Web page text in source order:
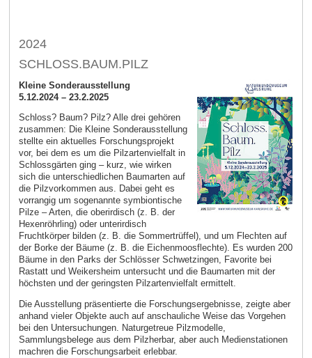
2024
SCHLOSS.BAUM.PILZ
Kleine Sonderausstellung
5.12.2024 – 23.2.2025
Schloss? Baum? Pilz? Alle drei gehören
zusammen: Die Kleine Sonderausstellung
stellte ein aktuelles Forschungsprojekt
vor, bei dem es um die Pilzartenvielfalt in
Schlossgärten ging – kurz, wie wirken
sich die unterschiedlichen Baumarten auf
die Pilzvorkommen aus. Dabei geht es
vorrangig um sogenannte symbiontische
Pilze – Arten, die oberirdisch (z. B. der
Hexenröhrling) oder unterirdisch
Fruchtkörper bilden (z. B. die Sommertrüffel), und um Flechten auf
der Borke der Bäume (z. B. die Eichenmoosflechte). Es wurden 200
Bäume in den Parks der Schlösser Schwetzingen, Favorite bei
Rastatt und Weikersheim untersucht und die Baumarten mit der
höchsten und der geringsten Pilzartenvielfalt ermittelt.
Die Ausstellung präsentierte die Forschungsergebnisse, zeigte aber
anhand vieler Objekte auch auf anschauliche Weise das Vorgehen
bei den Untersuchungen. Naturgetreue Pilzmodelle,
Sammlungsbelege aus dem Pilzherbar, aber auch Medienstationen
machren die Forschungsarbeit erlebbar.